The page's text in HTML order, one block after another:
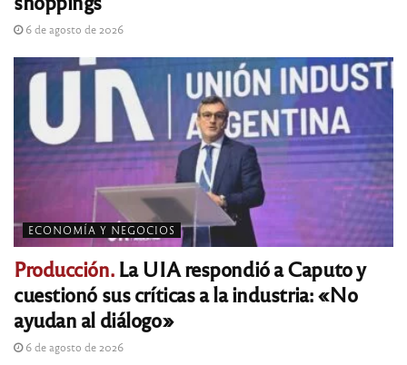
6 de agosto de 2026
ECONOMÍA Y NEGOCIOS
Producción.La UIA respondió a Caputo y
cuestionó sus críticas a la industria: «No
ayudan al diálogo»
6 de agosto de 2026